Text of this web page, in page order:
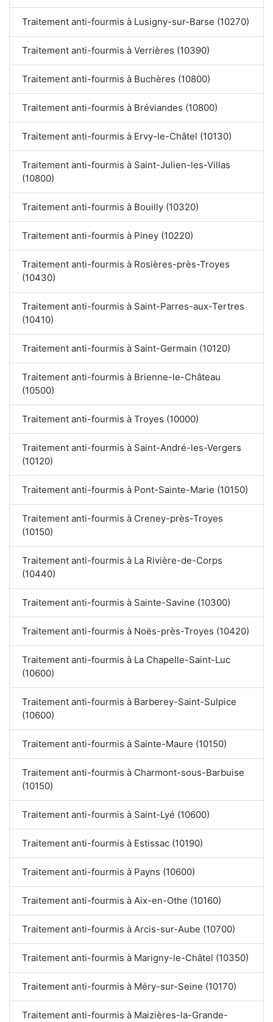
Traitement anti-fourmis à Lusigny-sur-Barse (10270)
Traitement anti-fourmis à Verrières (10390)
Traitement anti-fourmis à Buchères (10800)
Traitement anti-fourmis à Bréviandes (10800)
Traitement anti-fourmis à Ervy-le-Châtel (10130)
Traitement anti-fourmis à Saint-Julien-les-Villas
(10800)
Traitement anti-fourmis à Bouilly (10320)
Traitement anti-fourmis à Piney (10220)
Traitement anti-fourmis à Rosières-près-Troyes
(10430)
Traitement anti-fourmis à Saint-Parres-aux-Tertres
(10410)
Traitement anti-fourmis à Saint-Germain (10120)
Traitement anti-fourmis à Brienne-le-Château
(10500)
Traitement anti-fourmis à Troyes (10000)
Traitement anti-fourmis à Saint-André-les-Vergers
(10120)
Traitement anti-fourmis à Pont-Sainte-Marie (10150)
Traitement anti-fourmis à Creney-près-Troyes
(10150)
Traitement anti-fourmis à La Rivière-de-Corps
(10440)
Traitement anti-fourmis à Sainte-Savine (10300)
Traitement anti-fourmis à Noës-près-Troyes (10420)
Traitement anti-fourmis à La Chapelle-Saint-Luc
(10600)
Traitement anti-fourmis à Barberey-Saint-Sulpice
(10600)
Traitement anti-fourmis à Sainte-Maure (10150)
Traitement anti-fourmis à Charmont-sous-Barbuise
(10150)
Traitement anti-fourmis à Saint-Lyé (10600)
Traitement anti-fourmis à Estissac (10190)
Traitement anti-fourmis à Payns (10600)
Traitement anti-fourmis à Aix-en-Othe (10160)
Traitement anti-fourmis à Arcis-sur-Aube (10700)
Traitement anti-fourmis à Marigny-le-Châtel (10350)
Traitement anti-fourmis à Méry-sur-Seine (10170)
Traitement anti-fourmis à Maizières-la-Grande-